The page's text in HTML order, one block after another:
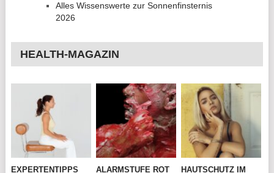
Alles Wissenswerte zur Sonnenfinsternis
2026
HEALTH-MAGAZIN
EXPERTENTIPPS ALARMSTUFE ROT HAUTSCHUTZ IM